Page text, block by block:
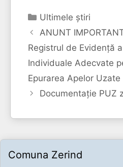
Categorii
Ultimele ştiri
ANUNT
Registrul de Evidență
Individuale Adecvate
Epurarea Apelor Uzate
Documentație PUZ
Comuna Zerind